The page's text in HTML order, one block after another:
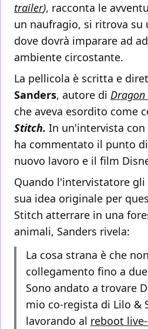
trailer), racconta le
un naufragio, si ritrova su
dove dovrà imparare ad
ambiente circostante.
La pellicola è scritta e
Sanders, autore di Dragon
che aveva esordito come
Stitch. In un'intervista con
ha commentato il punto
nuovo lavoro e il film
Quando l'intervistatore
sua idea originale per
Stitch atterrare in una
animali, Sanders rivela:
La cosa strana è che
collegamento fino a
Sono andato a trovare
mio co-regista di Lilo &
lavorando al reboot